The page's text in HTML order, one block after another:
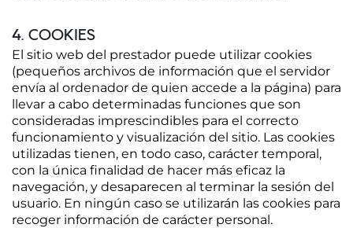
4. COOKIES
El sitio web del prestador puede utilizar cookies
(pequeños archivos de información que el servidor
envía al ordenador de quien accede a la página) para
llevar a cabo determinadas funciones que son
consideradas imprescindibles para el correcto
funcionamiento y visualización del sitio. Las cookies
utilizadas tienen, en todo caso, carácter temporal,
con la única finalidad de hacer más eficaz la
navegación, y desaparecen al terminar la sesión del
usuario. En ningún caso se utilizarán las cookies para
recoger información de carácter personal.